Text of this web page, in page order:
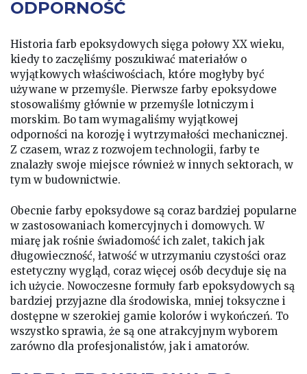
ODPORNOŚĆ
Historia farb epoksydowych sięga połowy XX wieku,
kiedy to zaczęliśmy poszukiwać materiałów o
wyjątkowych właściwościach, które mogłyby być
używane w przemyśle. Pierwsze farby epoksydowe
stosowaliśmy głównie w przemyśle lotniczym i
morskim. Bo tam wymagaliśmy wyjątkowej
odporności na korozję i wytrzymałości mechanicznej.
Z czasem, wraz z rozwojem technologii, farby te
znalazły swoje miejsce również w innych sektorach, w
tym w budownictwie.
Obecnie farby epoksydowe są coraz bardziej popularne
w zastosowaniach komercyjnych i domowych. W
miarę jak rośnie świadomość ich zalet, takich jak
długowieczność, łatwość w utrzymaniu czystości oraz
estetyczny wygląd, coraz więcej osób decyduje się na
ich użycie. Nowoczesne formuły farb epoksydowych są
bardziej przyjazne dla środowiska, mniej toksyczne i
dostępne w szerokiej gamie kolorów i wykończeń. To
wszystko sprawia, że są one atrakcyjnym wyborem
zarówno dla profesjonalistów, jak i amatorów.